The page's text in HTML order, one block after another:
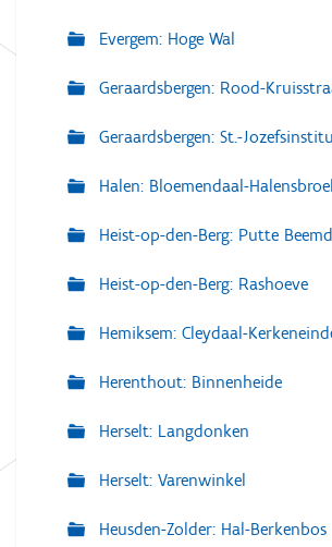
Evergem: Hoge Wal
Geraardsbergen: Rood-
Geraardsbergen: St.-
Halen: Bloemendaal-
Heist-op-den-Berg: Putte
Heist-op-den-Berg: Rashoeve
Hemiksem: Cleydaal-
Herenthout: Binnenheide
Herselt: Langdonken
Herselt: Varenwinkel
Heusden-Zolder: Hal-Berkenbos